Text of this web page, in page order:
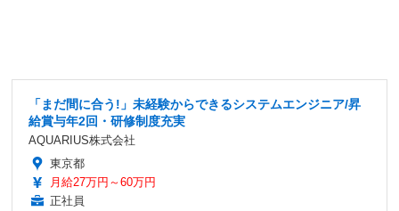
「まだ間に合う!」未経験からできるシステムエンジニア/昇
給賞与年2回・研修制度充実
AQUARIUS株式会社
東京都
月給27万円～60万円
正社員